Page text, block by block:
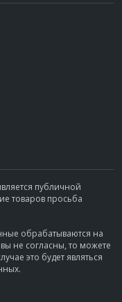
публичной
товаров просьба
обрабатываются на
не согласны, то можете
это будет являться